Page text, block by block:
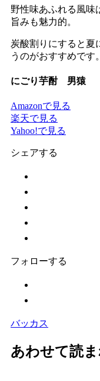
野性味あふれる風味
旨みも魅力的。
炭酸割りにすると夏
うのがおすすめです。
にごり芋酎 男猿
Amazonで見る
楽天で見る
Yahoo!で見る
シェアする
フォローする
バッカス
あわせて読